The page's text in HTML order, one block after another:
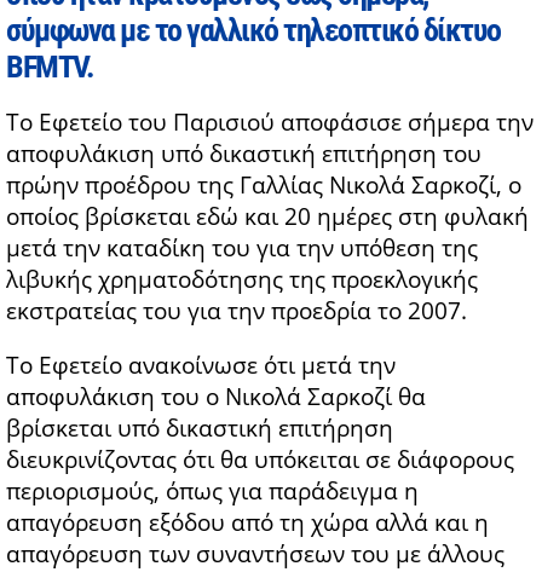
σύμφωνα με το γαλλικό τηλεοπτικό δίκτυο
BFMTV.
Το Εφετείο του Παρισιού αποφάσισε σήμερα την
αποφυλάκιση υπό δικαστική επιτήρηση του
πρώην προέδρου της Γαλλίας Νικολά Σαρκοζί, ο
οποίος βρίσκεται εδώ και 20 ημέρες στη φυλακή
μετά την καταδίκη του για την υπόθεση της
λιβυκής χρηματοδότησης της προεκλογικής
εκστρατείας του για την προεδρία το 2007.
Το Εφετείο ανακοίνωσε ότι μετά την
αποφυλάκιση του ο Νικολά Σαρκοζί θα
βρίσκεται υπό δικαστική επιτήρηση
διευκρινίζοντας ότι θα υπόκειται σε διάφορους
περιορισμούς, όπως για παράδειγμα η
απαγόρευση εξόδου από τη χώρα αλλά και η
απαγόρευση των συναντήσεων του με άλλους